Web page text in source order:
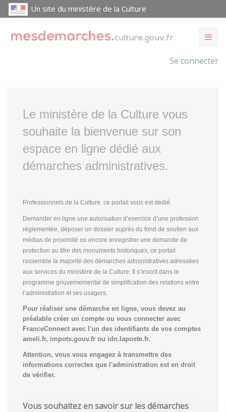
Un site du ministère de la Culture
Se connecter
Le ministère de la Culture vous
souhaite la bienvenue sur son
espace en ligne dédié aux
démarches administratives.
Professionnels de la Culture, ce portail vous est dédié.
Demander en ligne une autorisation d’exercice d’une profession
réglementée, déposer un dossier auprès du fond de soutien aux
médias de proximité ou encore enregistrer une demande de
protection au titre des monuments historiques, ce portail
rassemble la majorité des démarches administratives adressées
aux services du ministère de la Culture. Il s’inscrit dans le
programme gouvernemental de simplification des relations entre
l’administration et ses usagers.
Pour réaliser une démarche en ligne, vous devez au
préalable créer un compte ou vous connecter avec
FranceConnect avec l'un des identifiants de vos comptes
ameli.fr, impots.gouv.fr ou idn.laposte.fr.
Attention, vous vous engagez à transmettre des
informations correctes que l'administration est en droit
de vérifier.
Vous souhaitez en savoir sur les démarches